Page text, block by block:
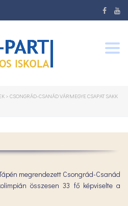
> CSONGRÁD-CSANÁD VÁRMEGYE CSAPAT SAKK
megrendezett Csongrád-Csanád
összesen 33 fő képviselte a